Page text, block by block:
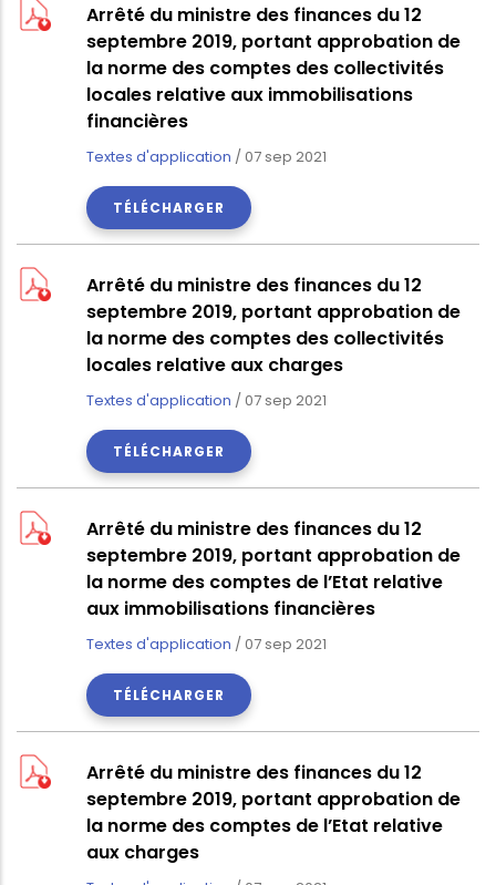
Arrêté du ministre des finances du 12
septembre 2019, portant approbation de
la norme des comptes des collectivités
locales relative aux immobilisations
financières
Textes d'application / 07 sep 2021
TÉLÉCHARGER
Arrêté du ministre des finances du 12
septembre 2019, portant approbation de
la norme des comptes des collectivités
locales relative aux charges
Textes d'application / 07 sep 2021
TÉLÉCHARGER
Arrêté du ministre des finances du 12
septembre 2019, portant approbation de
la norme des comptes de l’Etat relative
aux immobilisations financières
Textes d'application / 07 sep 2021
TÉLÉCHARGER
Arrêté du ministre des finances du 12
septembre 2019, portant approbation de
la norme des comptes de l’Etat relative
aux charges